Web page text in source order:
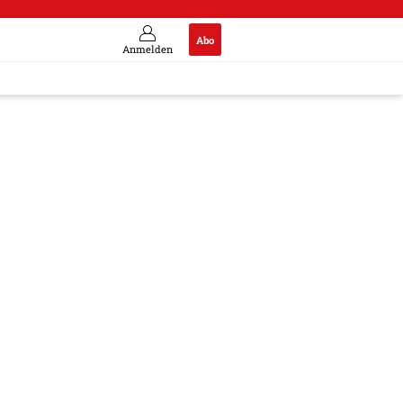
Anmelden
Abo